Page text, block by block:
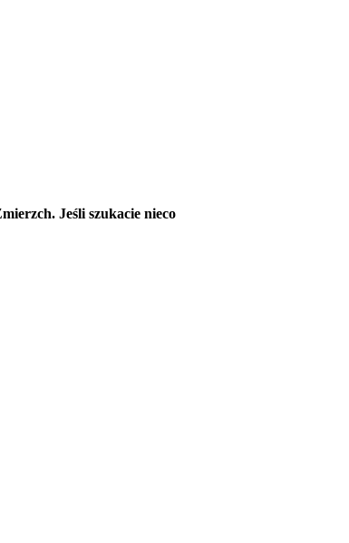
Jeśli szukacie nieco